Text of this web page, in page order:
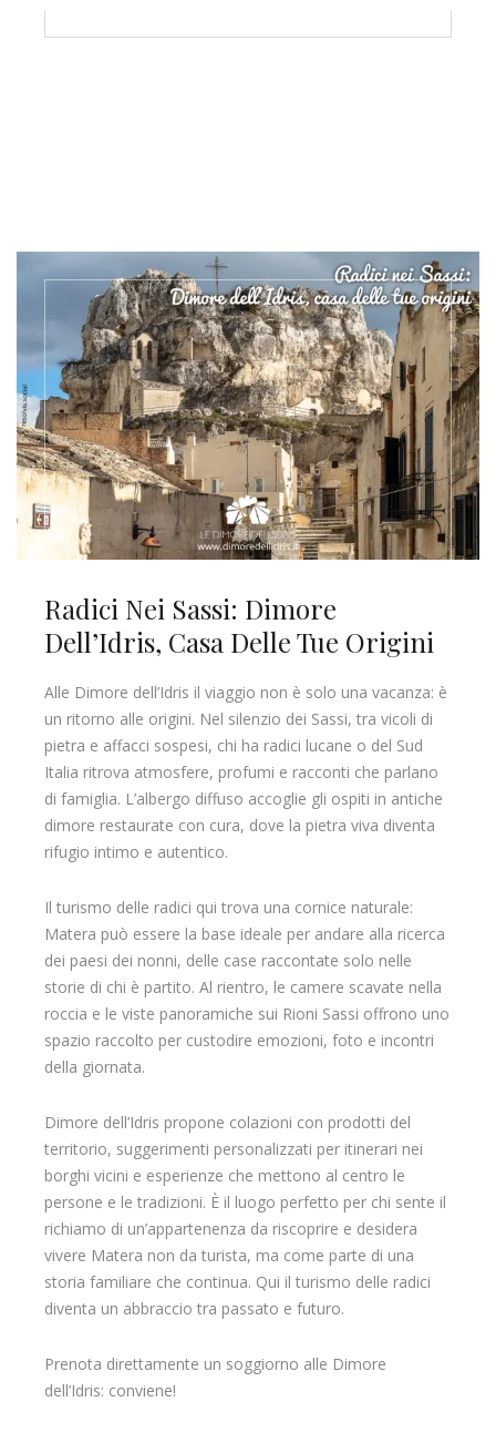
Radici Nei Sassi: Dimore
Dell’Idris, Casa Delle Tue Origini
Alle Dimore dell’Idris il viaggio non è solo una vacanza: è
un ritorno alle origini. Nel silenzio dei Sassi, tra vicoli di
pietra e affacci sospesi, chi ha radici lucane o del Sud
Italia ritrova atmosfere, profumi e racconti che parlano
di famiglia. L’albergo diffuso accoglie gli ospiti in antiche
dimore restaurate con cura, dove la pietra viva diventa
rifugio intimo e autentico.
Il turismo delle radici qui trova una cornice naturale:
Matera può essere la base ideale per andare alla ricerca
dei paesi dei nonni, delle case raccontate solo nelle
storie di chi è partito. Al rientro, le camere scavate nella
roccia e le viste panoramiche sui Rioni Sassi offrono uno
spazio raccolto per custodire emozioni, foto e incontri
della giornata.
Dimore dell’Idris propone colazioni con prodotti del
territorio, suggerimenti personalizzati per itinerari nei
borghi vicini e esperienze che mettono al centro le
persone e le tradizioni. È il luogo perfetto per chi sente il
richiamo di un’appartenenza da riscoprire e desidera
vivere Matera non da turista, ma come parte di una
storia familiare che continua. Qui il turismo delle radici
diventa un abbraccio tra passato e futuro.
Prenota direttamente un soggiorno alle Dimore
dell’Idris: conviene!